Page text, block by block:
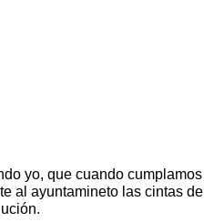
yo, que cuando
al ayuntamineto las cintas